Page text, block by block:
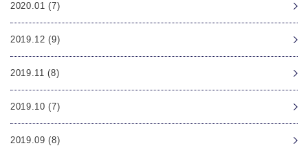
2020.01 (7)
2019.12 (9)
2019.11 (8)
2019.10 (7)
2019.09 (8)